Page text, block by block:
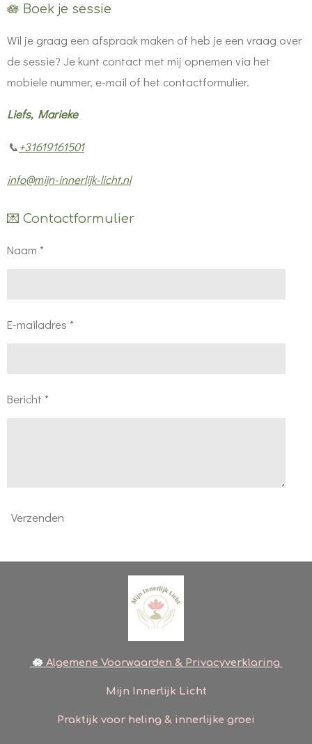
🪷 Boek je sessie
Wil je graag een afspraak maken of heb je een vraag over
de sessie? Je kunt contact met mij opnemen via het
mobiele nummer, e-mail of het contactformulier.
Liefs, Marieke
📞+31619161501
info@mijn-innerlijk-licht.nl
💌 Contactformulier
Naam *
E-mailadres *
Bericht *
Verzenden
🪷 Algemene Voorwaarden & Privacyverklaring
Mijn Innerlijk Licht
Praktijk voor heling & innerlijke groei